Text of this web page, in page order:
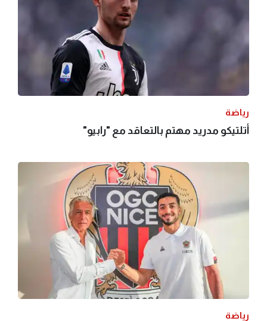
رياضة
أتلتيكو مدريد مهتم بالتعاقد مع "رابيو"
رياضة